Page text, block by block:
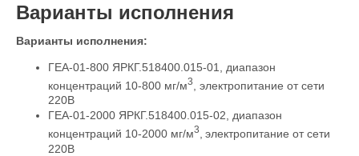
Варианты исполнения
Варианты исполнения:
ГЕА-01-800 ЯРКГ.518400.015-01, диапазон
концентраций 10-800 мг/м3
, электропитание от сети
220В
ГЕА-01-2000 ЯРКГ.518400.015-02, диапазон
концентраций 10-2000 мг/м3
электропитание от сети
220В